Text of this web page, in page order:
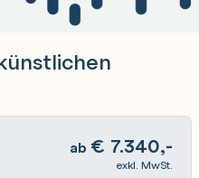
ab € 7.340,-
exkl. MwSt.